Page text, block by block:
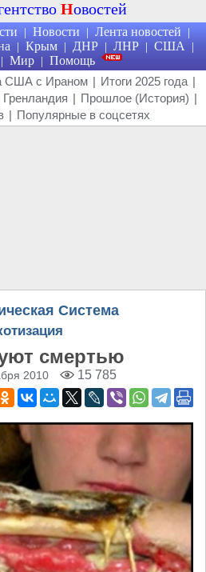
Новостей
| Новости | Лента новостей |
| Крым | ДНР | ЛНР | США |
| Мир | Помощь
США с Ираном | Итоги 2025 года |
Гренландия | Прошлое (История) |
| Популярные в соцсетях
Система
смертью
2010 15 785